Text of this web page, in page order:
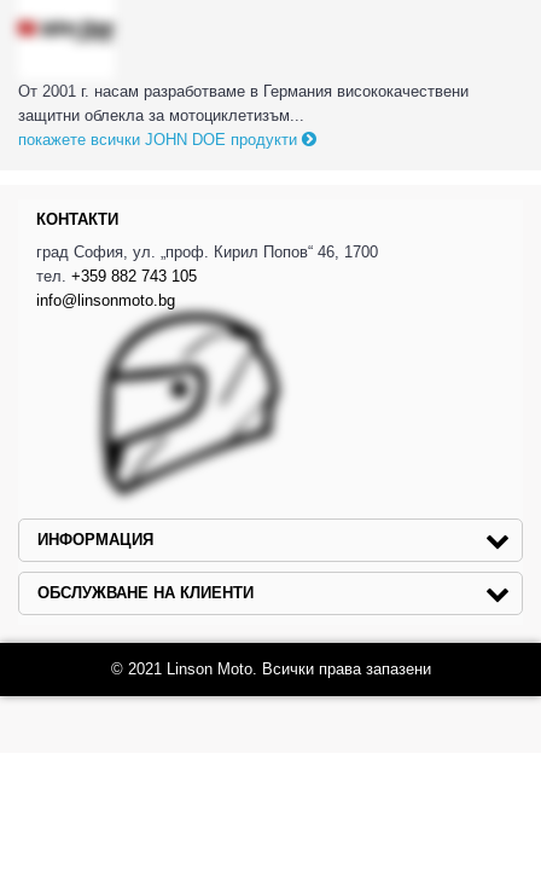
От 2001 г. насам разработваме в Германия висококачествени
защитни облекла за мотоциклетизъм...
покажете всички JOHN DOE продукти
КОНТАКТИ
град София, ул. „проф. Кирил Попов“ 46, 1700
тел. +359 882 743 105
info@linsonmoto.bg
ИНФОРМАЦИЯ
ОБСЛУЖВАНЕ НА КЛИЕНТИ
© 2021 Linson Moto. Всички права запазени